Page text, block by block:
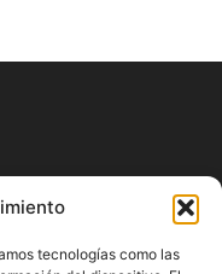
tecnologías como las